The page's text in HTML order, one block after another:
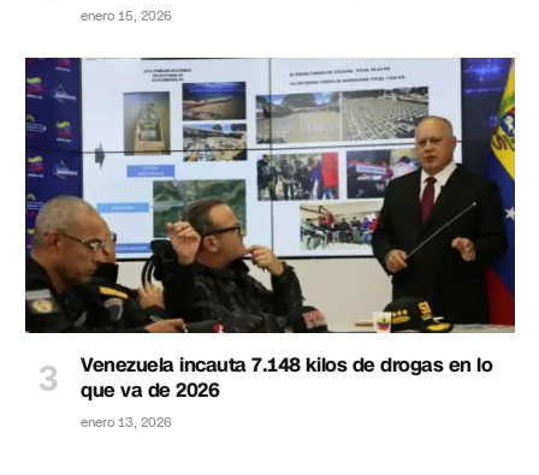
enero 15, 2026
Venezuela incauta 7.148 kilos de drogas en lo
que va de 2026
enero 13, 2026